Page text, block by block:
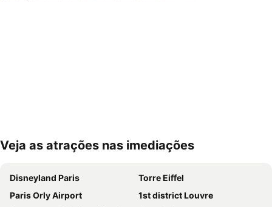
Ampliar mapa
Veja as atrações nas imediações
Disneyland Paris
Torre Eiffel
Paris Orly Airport
1st district Louvre